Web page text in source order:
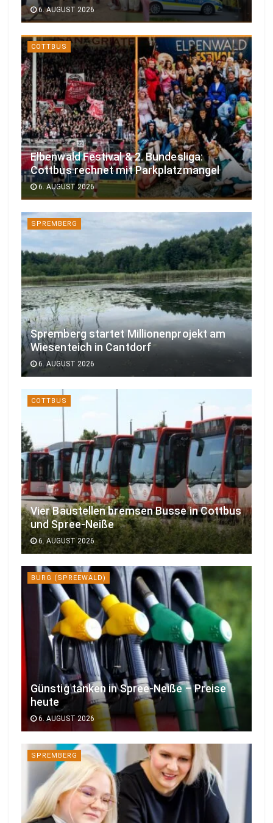
6. AUGUST 2026
COTTBUS
Elbenwald Festival & 2. Bundesliga:
Cottbus rechnet mit Parkplatzmangel
6. AUGUST 2026
SPREMBERG
Spremberg startet Millionenprojekt am
Wiesenteich in Cantdorf
6. AUGUST 2026
COTTBUS
Vier Baustellen bremsen Busse in Cottbus
und Spree-Neiße
6. AUGUST 2026
BURG (SPREEWALD)
Günstig tanken in Spree-Neiße – Preise
heute
6. AUGUST 2026
SPREMBERG